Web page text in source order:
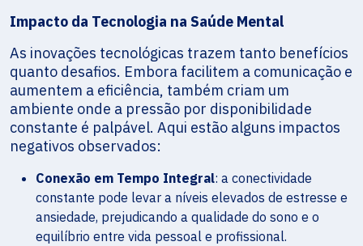
Impacto da Tecnologia na Saúde Mental
As inovações tecnológicas trazem tanto benefícios
quanto desafios. Embora facilitem a comunicação e
aumentem a eficiência, também criam um
ambiente onde a pressão por disponibilidade
constante é palpável. Aqui estão alguns impactos
negativos observados:
Conexão em Tempo Integral: a conectividade
constante pode levar a níveis elevados de estresse e
ansiedade, prejudicando a qualidade do sono e o
equilíbrio entre vida pessoal e profissional.